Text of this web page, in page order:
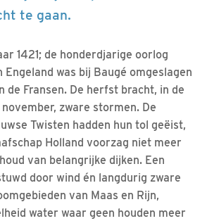
te gaan.
1421; de honderdjarige oorlog
Engeland was bij Baugé omgeslagen
de Fransen. De herfst bracht, in de
november, zware stormen. De
Twisten hadden hun tol geëist,
Holland voorzag niet meer
van belangrijke dijken. Een
door wind én langdurig zware
van Maas en Rijn,
water waar geen houden meer